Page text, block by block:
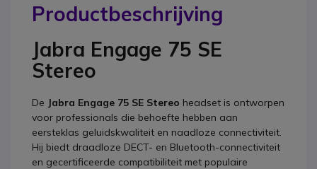
Productbeschrijving
Jabra Engage 75 SE
Stereo
De Jabra Engage 75 SE Stereo headset is ontworpen
voor professionals die behoefte hebben aan
eersteklas geluidskwaliteit en naadloze connectiviteit.
Hij biedt draadloze DECT- en Bluetooth-connectiviteit
en gecertificeerde compatibiliteit met populaire